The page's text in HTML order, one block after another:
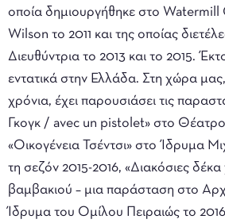
οποία δημιουργήθηκε στο
Wilson το 2011 και της οποίας
Διευθύντρια το 2013 και το 2015.
εντατικά στην Ελλάδα. Στη χώρα
χρόνια, έχει παρουσιάσει τις
Γκογκ / avec un pistolet» στο Θέατρο
«Οικογένεια Τσέντσι» στο Ίδρυμα
τη σεζόν 2015-2016, «Διακόσιες
βαμβακιού – μια παράσταση στο
Ίδρυμα του Ομίλου Πειραιώς το